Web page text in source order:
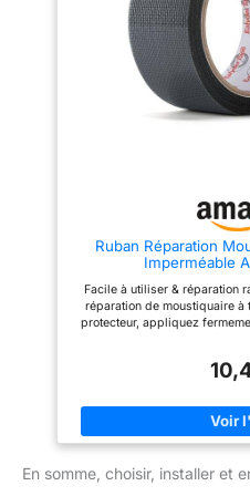
de différentes dimensions.
Choisissez facilement la taille
adaptée selon vos besoins pour
une utilisation plus pratique
Économisez temps et argent :
Inutile de remplacer toute la
réparation moustiquaire, il suffit
et vos coûts Remarque : En
densité et de texture du
maillage, la zone réparée peut
conservant une bonne
transmission de la lumière et en
empêchant efficacement
Ruban Réparation
Imperméable
Facile à utiliser & réparation
réparation de moustiquaire
protecteur, appliquez
forte adhérence : Fabriqué
tient solidement sur les
moustiques. Grande
réparation moustiquaire
moustiquaire : réparez
En somme, choisir, installer et